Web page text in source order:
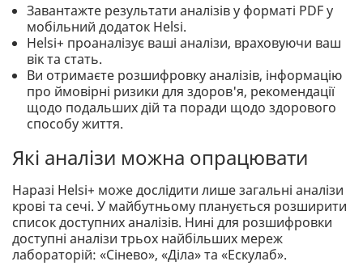
Завантажте результати аналізів у форматі PDF у
мобільний додаток Helsi.
Helsi+ проаналізує ваші аналізи, враховуючи ваш
вік та стать.
Ви отримаєте розшифровку аналізів, інформацію
про ймовірні ризики для здоров'я, рекомендації
щодо подальших дій та поради щодо здорового
способу життя.
Які аналізи можна опрацювати
Наразі Helsi+ може дослідити лише загальні аналізи
крові та сечі. У майбутньому планується розширити
список доступних аналізів. Нині для розшифровки
доступні аналізи трьох найбільших мереж
лабораторій: «Сінево», «Діла» та «Ескулаб».